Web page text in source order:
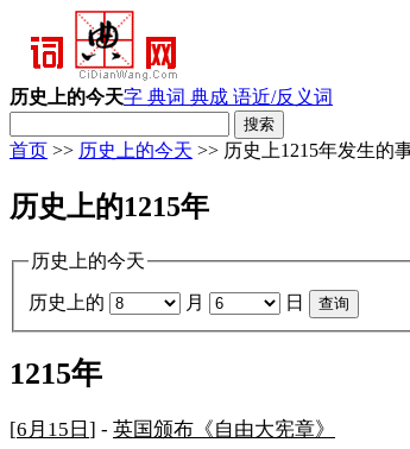
历史上的今天字 典词 典成 语近/反义词
首页 >> 历史上的今天 >> 历史上1215年发生的
历史上的1215年
历史上的今天
历史上的 月 日
1215年
[6月15日 ] - 英国颁布《自由大宪章》